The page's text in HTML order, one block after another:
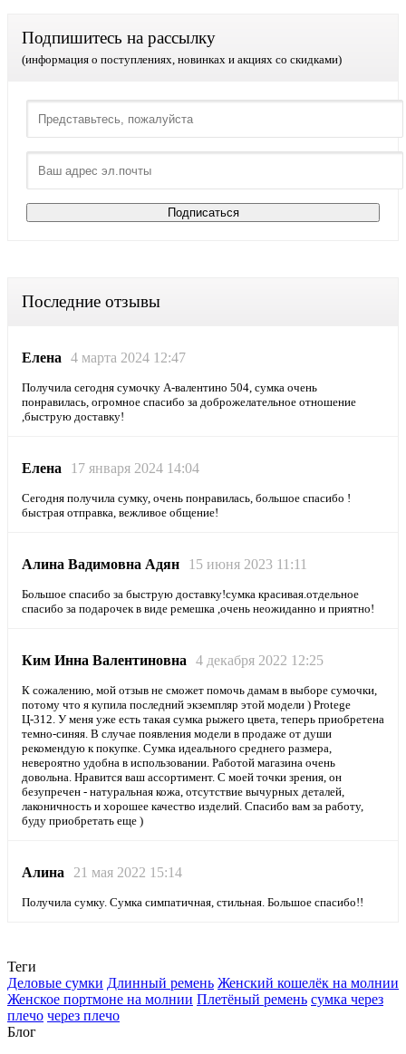
Подпишитесь на рассылку
(информация о поступлениях, новинках и акциях со скидками)
Последние отзывы
Елена 4 марта 2024 12:47
Получила сегодня сумочку А-валентино 504, сумка очень
понравилась, огромное спасибо за доброжелательное отношение
,быструю доставку!
Елена 17 января 2024 14:04
Сегодня получила сумку, очень понравилась, большое спасибо !
быстрая отправка, вежливое общение!
Алина Вадимовна Адян 15 июня 2023 11:11
Большое спасибо за быструю доставку!сумка красивая.отдельное
спасибо за подарочек в виде ремешка ,очень неожиданно и приятно!
Ким Инна Валентиновна 4 декабря 2022 12:25
К сожалению, мой отзыв не сможет помочь дамам в выборе сумочки,
потому что я купила последний экземпляр этой модели ) Protege
Ц-312. У меня уже есть такая сумка рыжего цвета, теперь приобретена
темно-синяя. В случае появления модели в продаже от души
рекомендую к покупке. Сумка идеального среднего размера,
невероятно удобна в использовании. Работой магазина очень
довольна. Нравится ваш ассортимент. С моей точки зрения, он
безупречен - натуральная кожа, отсутствие вычурных деталей,
лаконичность и хорошее качество изделий. Спасибо вам за работу,
буду приобретать еще )
Алина 21 мая 2022 15:14
Получила сумку. Сумка симпатичная, стильная. Большое спасибо!!
Теги
Деловые сумки Длинный ремень Женский кошелёк на молнии
Женское портмоне на молнии Плетёный ремень сумка через
плечо через плечо
Блог